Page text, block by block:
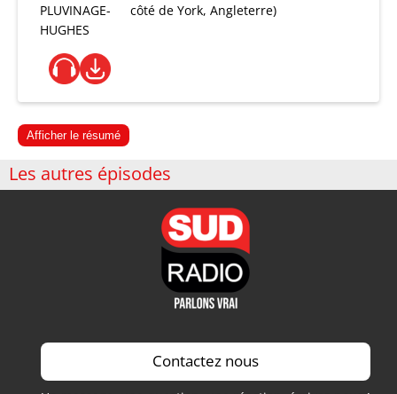
PLUVINAGE-
HUGHES
côté de York, Angleterre)
Afficher le résumé
Les autres épisodes
Contactez nous